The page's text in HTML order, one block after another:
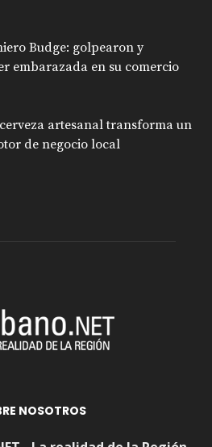
Budge: golpearon y
embarazada en su comercio
artesanal transforma un
de negocio local
NOSOTROS